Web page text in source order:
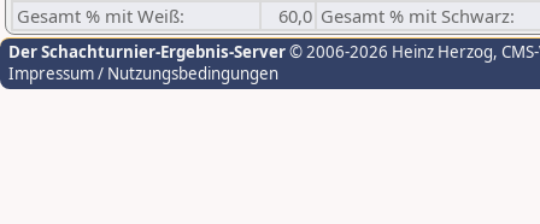
Gesamt % mit Weiß:
60,0 Gesamt % mit Schwarz:
Der Schachturnier-Ergebnis-Server© 2006-2026 Heinz Herzog,
Impressum / Nutzungsbedingungen